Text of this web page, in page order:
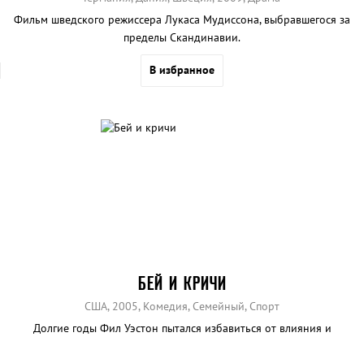
Фильм шведского режиссера Лукаса Мудиссона, выбравшегося за
пределы Скандинавии.
В избранное
БЕЙ И КРИЧИ
США, 2005, Комедия, Семейный, Спорт
Долгие годы Фил Уэстон пытался избавиться от влияния и